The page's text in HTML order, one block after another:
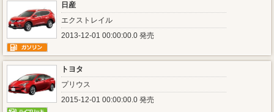
日産
エクストレイル
2013-12-01 00:00:00.0 発売
トヨタ
プリウス
2015-12-01 00:00:00.0 発売